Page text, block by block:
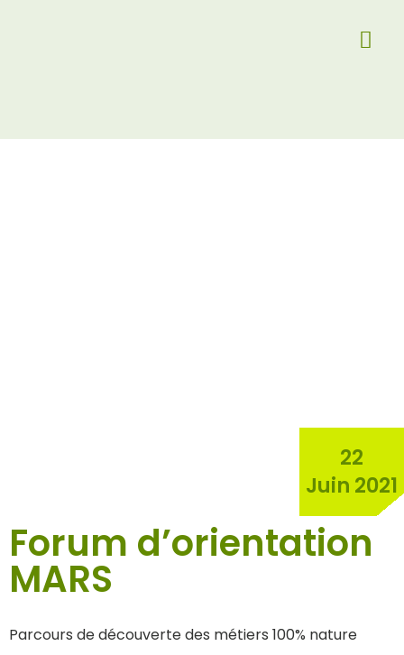
22
Juin 2021
Forum d’orientation
MARS
Parcours de découvertedes métiers 100% nature